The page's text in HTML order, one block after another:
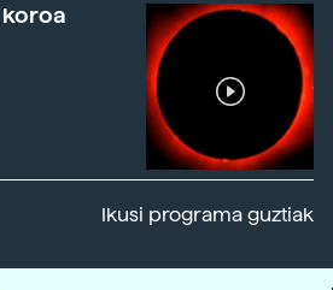
Ikusi programa guztiak